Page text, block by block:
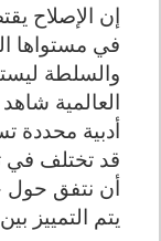
إن الإصلاح
في مستواها
والسلطة
العالمية
أدبية محددة
قد تختلف في
أن نتفق حول
يتم التمييز